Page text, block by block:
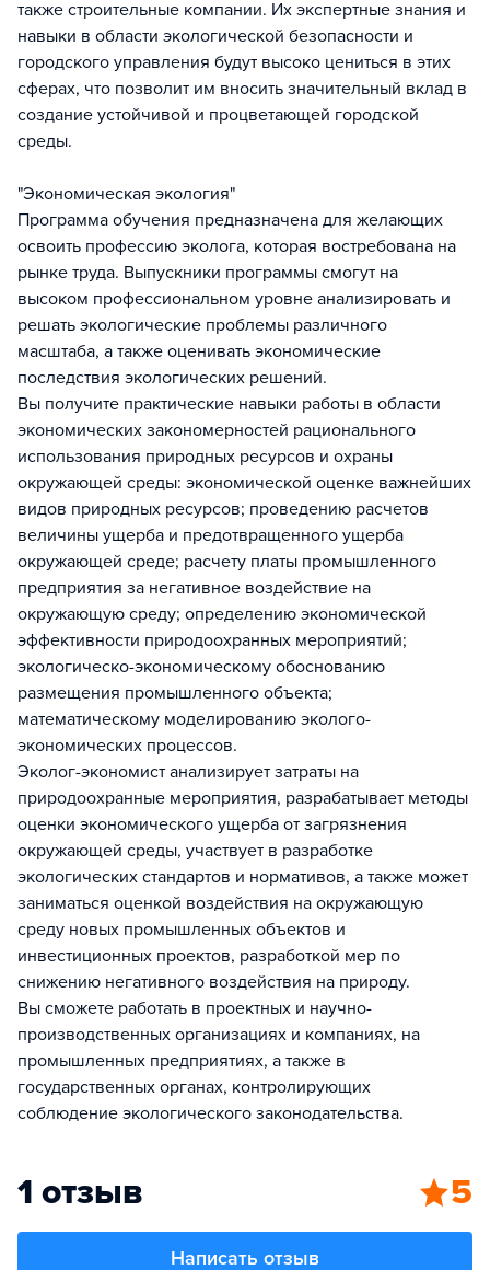
также строительные компании. Их экспертные знания и
навыки в области экологической безопасности и
городского управления будут высоко цениться в этих
сферах, что позволит им вносить значительный вклад в
создание устойчивой и процветающей городской
среды.
"Экономическая экология"
Программа обучения предназначена для желающих
освоить профессию эколога, которая востребована на
рынке труда. Выпускники программы смогут на
высоком профессиональном уровне анализировать и
решать экологические проблемы различного
масштаба, а также оценивать экономические
последствия экологических решений.
Вы получите практические навыки работы в области
экономических закономерностей рационального
использования природных ресурсов и охраны
окружающей среды: экономической оценке важнейших
видов природных ресурсов; проведению расчетов
величины ущерба и предотвращенного ущерба
окружающей среде; расчету платы промышленного
предприятия за негативное воздействие на
окружающую среду; определению экономической
эффективности природоохранных мероприятий;
экологическо-экономическому обоснованию
размещения промышленного объекта;
математическому моделированию эколого-
экономических процессов.
Эколог-экономист анализирует затраты на
природоохранные мероприятия, разрабатывает методы
оценки экономического ущерба от загрязнения
окружающей среды, участвует в разработке
экологических стандартов и нормативов, а также может
заниматься оценкой воздействия на окружающую
среду новых промышленных объектов и
инвестиционных проектов, разработкой мер по
снижению негативного воздействия на природу.
Вы сможете работать в проектных и научно-
производственных организациях и компаниях, на
промышленных предприятиях, а также в
государственных органах, контролирующих
соблюдение экологического законодательства.
1 отзыв 5
Написать отзыв